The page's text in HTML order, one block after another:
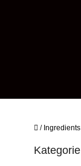
Domů
/ Ingredients
Přeskočit
Kategorie